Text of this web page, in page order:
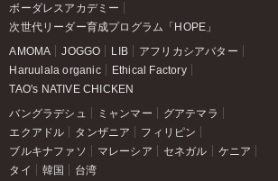
ボーダレスアカデミー
次世代リーダー育成プログラム「HOPE」
AMOMA JOGGO LIB
アフリカシアバター
Haruulala organic
Ethical Factory
TAO's NATIVE CHICKEN
バングラデシュ ミャンマー
グアテマラ
エクアドル
タンザニア
フィリピン
ブルキナファソ
マレーシア セネガル
ケニア
タイ
韓国 台湾